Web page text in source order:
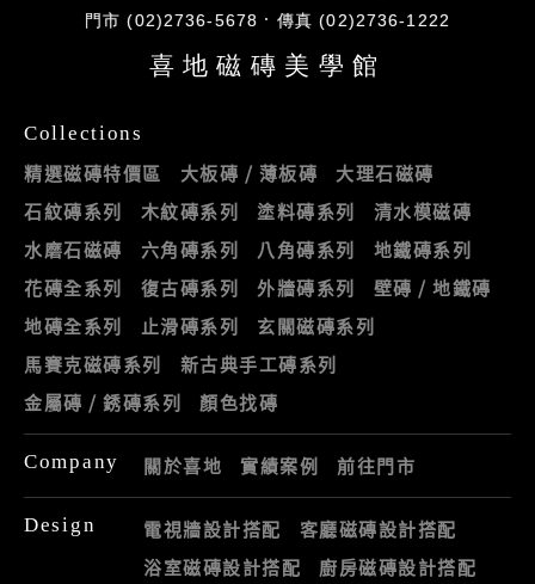
門市 (02)2736-5678 傳真 (02)2736-1222
喜地磁磚美學館
Collections
精選磁磚特價區 大板磚 / 薄板磚
大理石磁磚
石紋磚系列
木紋磚系列 塗料磚系列
清水模磁磚
水磨石磁磚
六角磚系列 八角磚系列
地鐵磚系列
花磚全系列
復古磚系列 外牆磚系列
壁磚 / 地鐵磚
地磚全系列
止滑磚系列
玄關磁磚系列
馬賽克磁磚系列
新古典手工磚系列
金屬磚 / 銹磚系列
顏色找磚
Company 關於喜地 實績案例 前往門市
Design 電視牆設計搭配
客廳磁磚設計搭配
浴室磁磚設計搭配
廚房磁磚設計搭配